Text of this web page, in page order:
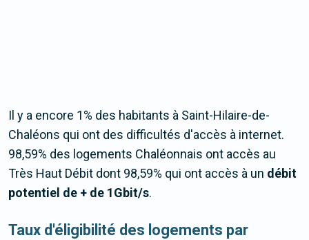
Il y a encore 1% des habitants à Saint-Hilaire-de-
Chaléons qui ont des difficultés d'accès à internet.
98,59% des logements Chaléonnais ont accès au
Très Haut Débit dont 98,59% qui ont accès à un débit
potentiel de + de 1Gbit/s.
Taux d'éligibilité des logements par